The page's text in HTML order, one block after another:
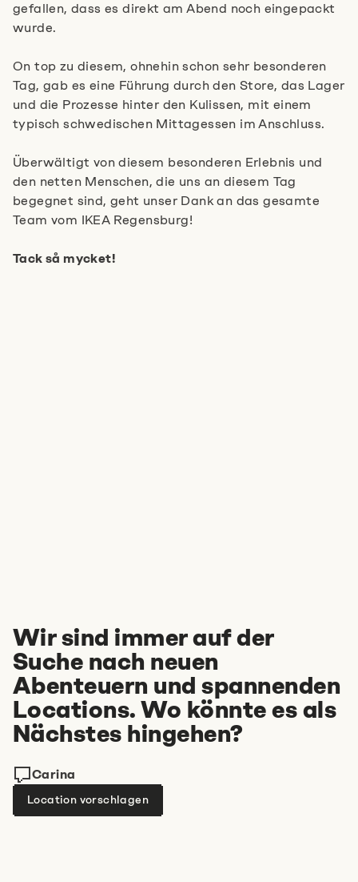
gefallen, dass es direkt am Abend noch eingepackt
wurde.
On top zu diesem, ohnehin schon sehr besonderen
Tag, gab es eine Führung durch den Store, das Lager
und die Prozesse hinter den Kulissen, mit einem
typisch schwedischen Mittagessen im Anschluss.
Überwältigt von diesem besonderen Erlebnis und
den netten Menschen, die uns an diesem Tag
begegnet sind, geht unser Dank an das gesamte
Team vom IKEA Regensburg!
Tack så mycket!
Wir sind immer auf der
Suche nach neuen
Abenteuern und spannenden
Locations. Wo könnte es als
Nächstes hingehen?
Carina
Location vorschlagen